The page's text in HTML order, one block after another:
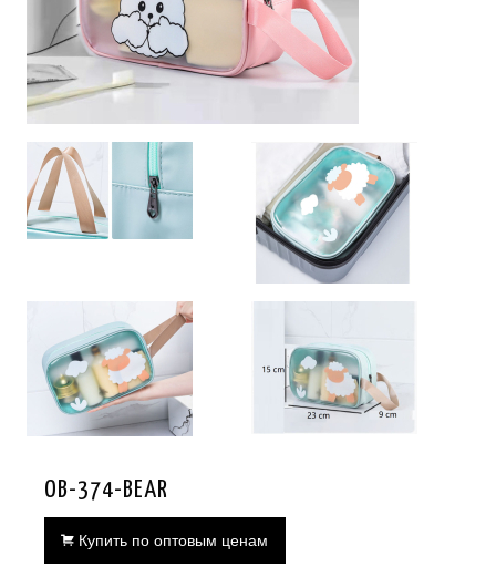
OB-374-BEAR
Купить по оптовым ценам